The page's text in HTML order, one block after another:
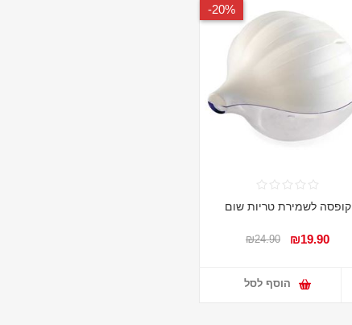
20%-
קופסה לשמירת טריות שום
₪19.90
₪24.90
הוסף לסל